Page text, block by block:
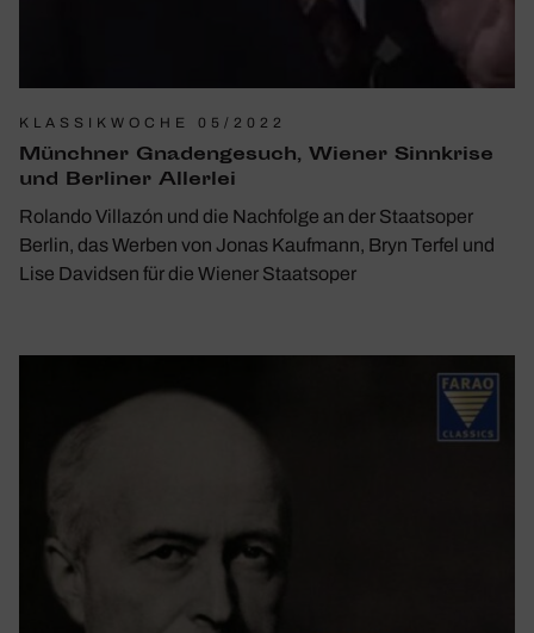
KLASSIKWOCHE 05/2022
Münchner Gnaden­ge­such, Wiener Sinn­krise
und Berliner Allerlei
Rolando Villazón und die Nachfolge an der Staatsoper
Berlin, das Werben von Jonas Kaufmann, Bryn Terfel und
Lise Davidsen für die Wiener Staatsoper